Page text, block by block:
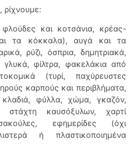
και κοτσάνια, κρέας-
τα κόκκαλα), αυγά και τα
ρύζι, όσπρια, δημητριακά,
γλυκά, φίλτρα, φακελάκια από
(τυρί, παχύρευστες
καρπούς και περιβλήματα,
κλαδιά, φύλλα, χώμα, γκαζόν,
στάχτη καυσόξυλων, χαρτί
εφημερίδες (όχι
ή πλαστικοποιημένα